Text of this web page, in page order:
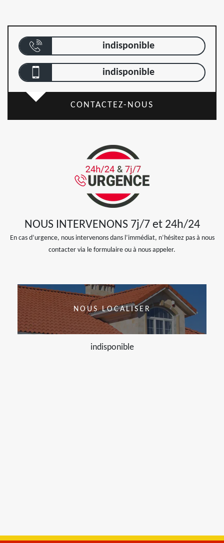
indisponible
indisponible
CONTACTEZ-NOUS
NOUS INTERVENONS 7j/7 et 24h/24
En cas d’urgence, nous intervenons dans l’immédiat, n’hésitez pas à nous
contacter via le formulaire ou à nous appeler.
NOUS LOCALISER
indisponible